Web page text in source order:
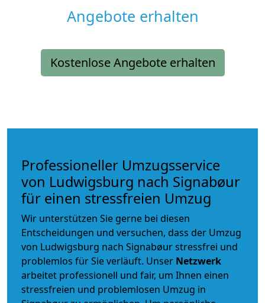
Angebote erhalten
Kostenlose Angebote erhalten
Professioneller Umzugsservice
von Ludwigsburg nach Signabøur
für einen stressfreien Umzug
Wir unterstützen Sie gerne bei diesen
Entscheidungen und versuchen, dass der Umzug
von Ludwigsburg nach Signabøur stressfrei und
problemlos für Sie verläuft. Unser Netzwerk
arbeitet professionell und fair, um Ihnen einen
stressfreien und problemlosen Umzug in